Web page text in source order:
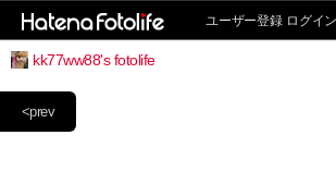
ユーザー登録 ログイン
kk77ww88's fotolife
<prev